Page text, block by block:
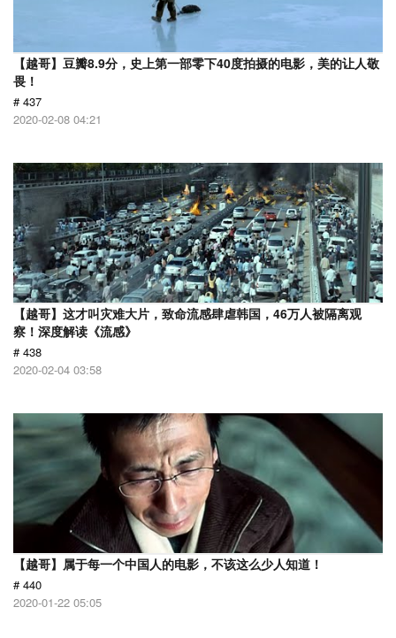
【越哥】豆瓣8.9分，史上第一部零下40度拍摄的电影，美的让人敬
畏！
# 437
2020-02-08 04:21
【越哥】这才叫灾难大片，致命流感肆虐韩国，46万人被隔离观
察！深度解读《流感》
# 438
2020-02-04 03:58
【越哥】属于每一个中国人的电影，不该这么少人知道！
# 440
2020-01-22 05:05